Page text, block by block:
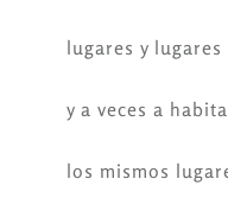
lugares y
y a veces a
los mismos